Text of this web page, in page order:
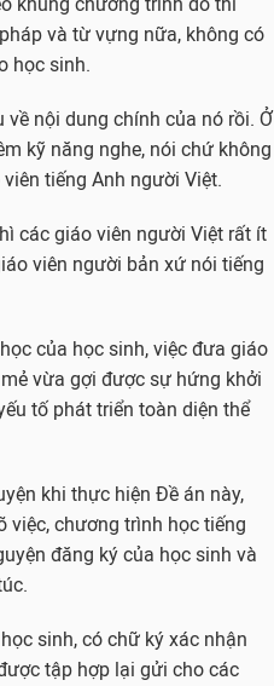
và từ vựng nữa, không có
học sinh.
nội dung chính của nó rồi. Ở
kỹ năng nghe, nói chứ không
tiếng Anh người Việt.
các giáo viên người Việt rất ít
viên người bản xứ nói tiếng
của học sinh, việc đưa giáo
vừa gợi được sự hứng khởi
tố phát triển toàn diện thể
khi thực hiện Đề án này,
việc, chương trình học tiếng
đăng ký của học sinh và
sinh, có chữ ký xác nhận
tập hợp lại gửi cho các